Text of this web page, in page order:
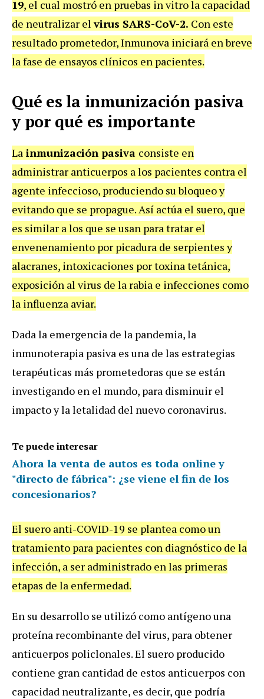
19, el cual mostró en pruebas in vitro la capacidad
de neutralizar elvirus SARS-CoV-2. Con este
resultado prometedor, Inmunova iniciará en breve
la fase de ensayos clínicos en pacientes.
Qué es la inmunización pasiva
y por qué es importante
La inmunización pasiva consiste en
administrar anticuerpos a los pacientes contra el
agente infeccioso, produciendo su bloqueo y
evitando que se propague. Así actúa el suero, que
es similar a los que se usan para tratar el
envenenamiento por picadura de serpientes y
alacranes, intoxicaciones por toxina tetánica,
exposición al virus de la rabia e infecciones como
la influenza aviar.
Dada la emergencia de la pandemia, la
inmunoterapia pasiva es una de las estrategias
terapéuticas más prometedoras que se están
investigando en el mundo, para disminuir el
impacto y la letalidad del nuevo coronavirus.
Te puede interesar
Ahora la venta de autos es toda online y
"directo de fábrica": ¿se viene el fin de los
concesionarios?
El suero anti-COVID-19 se plantea como un
tratamiento para pacientes con diagnóstico de la
infección, a ser administrado en las primeras
etapas de la enfermedad.
En su desarrollo se utilizó como antígeno una
proteína recombinante del virus, para obtener
anticuerpos policlonales. El suero producido
contiene gran cantidad de estos anticuerpos con
capacidad neutralizante, es decir, que podría